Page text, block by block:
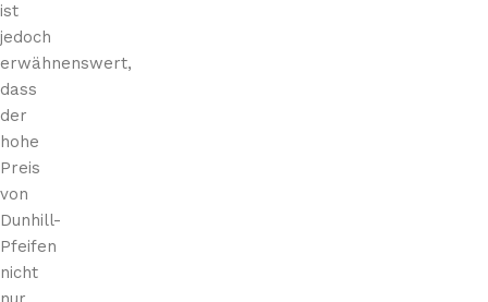
ist
jedoch
erwähnenswert,
dass
der
hohe
Preis
von
Dunhill-
Pfeifen
nicht